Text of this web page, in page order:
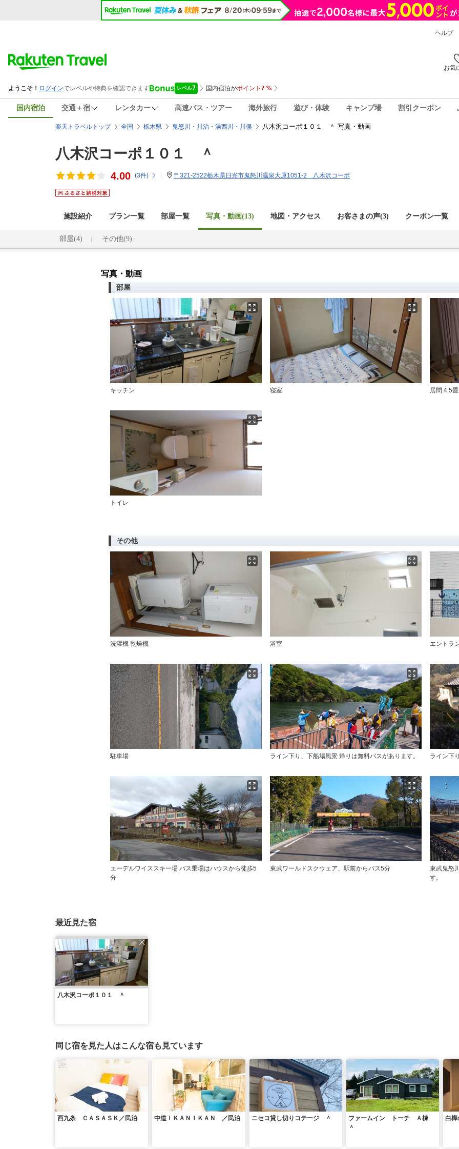
ヘルプ
お気
国内宿泊 交通＋宿 レンタカー 高速バス・ツアー 海外旅行 遊び・体験 キャンプ場 割引クーポン
楽天トラベルトップ 全国 栃木県 鬼怒川・川治・湯西川・川俣 八木沢コーポ１０１ ＾ 写真・動画
八木沢コーポ１０１ ＾
4.00 (3件) 〒321-2522栃木県日光市鬼怒川温泉大原1051-2 八木沢コーポ
施設紹介 プラン一覧 部屋一覧 写真・動画(13) 地図・アクセス お客さまの声(3) クーポン一覧
部屋(4) その他(9)
写真・動画
部屋
キッチン 寝室 居間 4.5畳
トイレ
その他
洗濯機 乾燥機 浴室 エントラ
駐車場 ライン下り、下船場風景 帰りは無料バスがあります。 ライン下
エーデルワイススキー場 バス乗場はハウスから徒歩5
分
東武ワールドスクウェア、駅前からバス5分
東武鬼怒
す。
最近見た宿
八木沢コーポ１０１ ＾
同じ宿を見た人はこんな宿も見ています
西九条 ＣＡＳＡＳＫ／民泊 中道ＩＫＡＮＩＫＡＮ ／民泊 ニセコ貸し切りコテージ ＾
ファームイン トーチ Ａ棟
＾
白